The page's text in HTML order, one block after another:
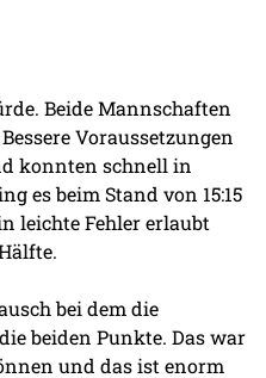
Beide Mannschaften
Voraussetzungen
konnten schnell in
es beim Stand von 15:15
leichte Fehler erlaubt
bei dem die
beiden Punkte. Das war
und das ist enorm